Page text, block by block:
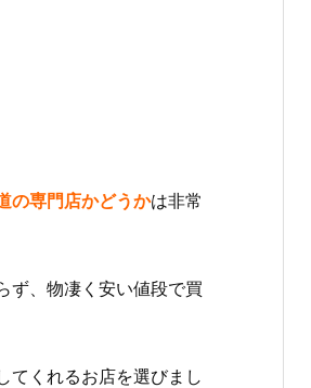
の専門店かどうかは非常
ず、物凄く安い値段で買
てくれるお店を選びまし